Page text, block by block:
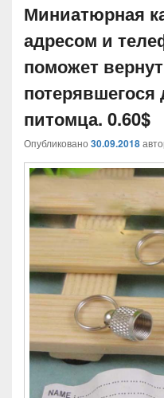
Миниатюрная
адресом и
поможет
питомца. 0.60$
Опубликовано 30.09.2018